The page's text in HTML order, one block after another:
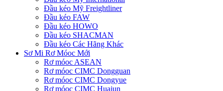
Đầu kéo Mỹ Freightliner
Đầu kéo FAW
Đầu kéo HOWO
Đầu kéo SHACMAN
Đầu kéo Các Hãng Khác
Sơ Mi Rơ Móoc Mới
Rơ móoc ASEAN
Rơ móoc CIMC Dongguan
Rơ móoc CIMC Dongyue
Rơ móoc CIMC Huajun